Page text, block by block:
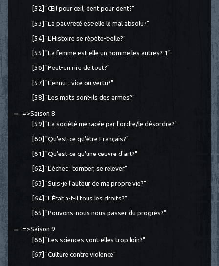
[52] "Œil pour œil, dent pour dent?"
[53] "La pauvreté est-elle le mal absolu?"
[54] "L'Histoire se répète-t-elle?"
[55] "La femme est-elle un homme les autres? 1"
[56] "Peut-on rire de tout?"
[57] "L'ennui : vice ou vertu?"
[58] "Les mots sont-ils des armes?"
=>Saison 8
[59] "La société menacée par l'ordre/le désordre?"
[60] "Qu'est-ce qu'être Français?"
[61] "Qu'est-ce qu'une œuvre d'art?"
[62] "L'échec : tomber, se relever"
[63] "Suis-je l'auteur de ma propre vie?"
[64] "L'État a-t-il tous les droits?"
[65] "Pouvons-nous nous passer du progrès?"
=>Saison 9
[66] "Les sciences vont-elles trop loin?"
[67] "Culture contre violence"